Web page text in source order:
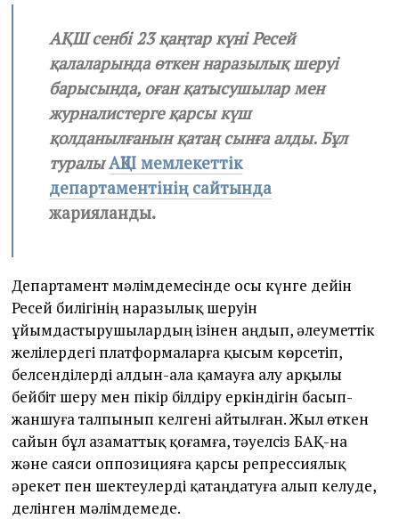
АҚШ сенбі 23 қаңтар күні Ресей
қалаларында өткен наразылық шеруі
барысында, оған қатысушылар мен
журналистерге қарсы күш
қолданылғанын қатаң сынға алды. Бұл
туралы АҚШ мемлекеттік
департаментінің сайтында
жарияланды.
Департамент мәлімдемесінде осы күнге дейін
Ресей билігінің наразылық шеруін
ұйымдастырушылардың ізінен аңдып, әлеуметтік
желілердегі платформаларға қысым көрсетіп,
белсенділерді алдын-ала қамауға алу арқылы
бейбіт шеру мен пікір білдіру еркіндігін басып-
жаншуға талпынып келгені айтылған. Жыл өткен
сайын бұл азаматтық қоғамға, тәуелсіз БАҚ-на
және саяси оппозицияға қарсы репрессиялық
әрекет пен шектеулерді қатаңдатуға алып келуде,
делінген мәлімдемеде.